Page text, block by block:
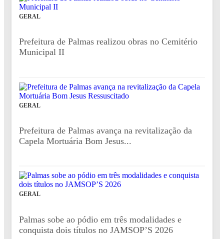
GERAL
Prefeitura de Palmas realizou obras no Cemitério
Municipal II
GERAL
Prefeitura de Palmas avança na revitalização da
Capela Mortuária Bom Jesus...
GERAL
Palmas sobe ao pódio em três modalidades e
conquista dois títulos no JAMSOP’S 2026